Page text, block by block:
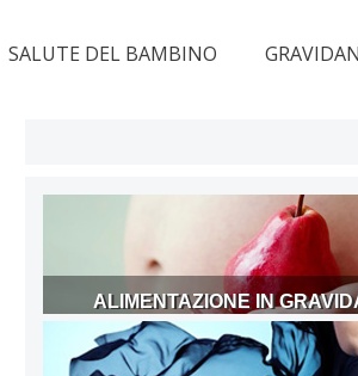
SALUTE DEL BAMBINO
ALIMENTAZIONE IN